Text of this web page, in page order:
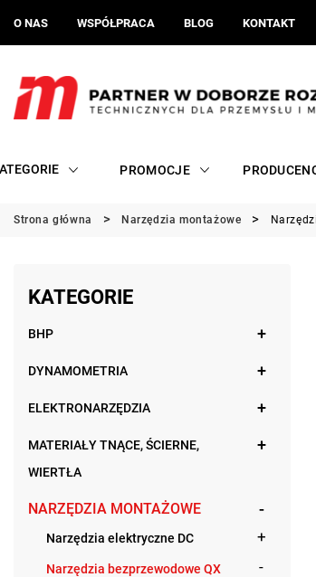
O NAS WSPÓŁPRACA BLOG KONTAKT
PROMOCJE
Strona główna Narzędzia montażowe
KATEGORIE
BHP
DYNAMOMETRIA
ELEKTRONARZĘDZIA
MATERIAŁY TNĄCE, ŚCIERNE,
WIERTŁA
NARZĘDZIA MONTAŻOWE
Narzędzia elektryczne DC
Narzędzia bezprzewodowe QX